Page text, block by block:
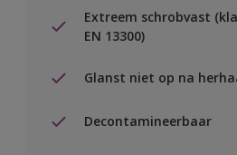
Extreem schrobvast
EN 13300)
Glanst niet op na
Decontamineerbaar